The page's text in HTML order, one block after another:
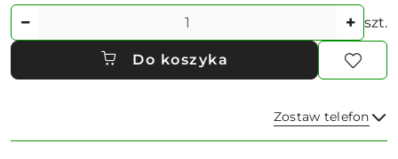
Ilość szt.
Do koszyka
Zostaw telefon